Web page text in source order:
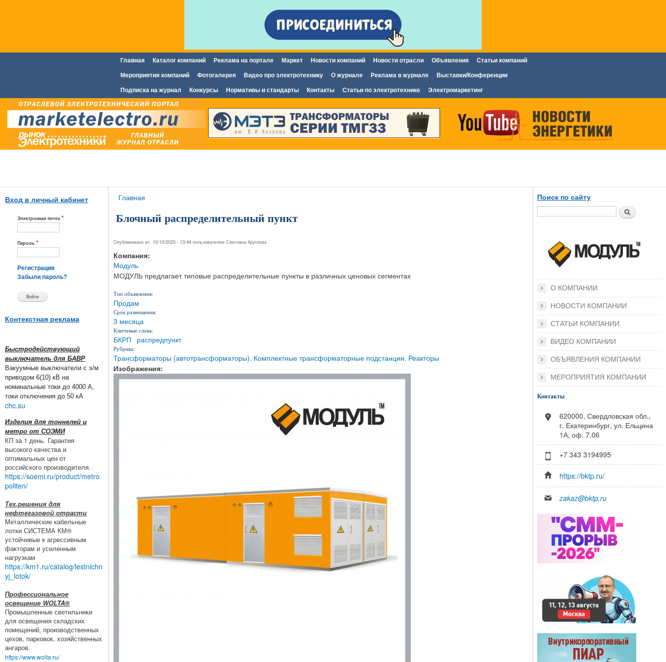
содержанию
Главное меню
Главная Каталог компаний Реклама на портале Маркет Новости компаний Новости отрасли Объявления Статьи компаний
Мероприятия компаний Фотогалерея Видео про электротехнику О журнале Реклама в журнале Выставки/Конференции
Подписка на журнал Конкурсы Нормативы и стандарты Контакты Статьи по электротехнике Электромаркетинг
Вход в личный кабинет
Электронная почта *
Пароль *
Регистрация
Забыли пароль?
Контекстная реклама
Быстродействующий
выключатель для БАВР
Вакуумные выключатели с э/м
приводом 6(10) кВ на
номинальные токи до 4000 А,
токи отключения до 50 кА
chc.su
Изделия для тоннелей и
метро от СОЭМИ
КП за 1 день. Гарантия
высокого качества и
оптимальных цен от
российского производителя.
https://soemi.ru/product/metro
politen/
Тех.решения для
нефтегазовой отрасти
Металлические кабельные
лотки СИСТЕМА КМ®
устойчивые к агрессивным
факторам и усиленным
нагрузкам
https://km1.ru/catalog/lestnichn
yj_lotok/
Профессиональное
освещение WOLTA®
Промышленные светильники
для освещения складских
помещений, производственных
цехов, парковок, хозяйственных
ангаров.
https://www.wolta.ru/
Вы здесь
Главная
Блочный распределительный пункт
Опубликовано вт, 10/10/2023 - 13:44 пользователем Светлана Круглова
Компания:
Модуль
МОДУЛЬ предлагает типовые распределительные пункты в различных ценовых сегментах
Тип объявления:
Продам
Срок размещения:
3 месяца
Ключевые слова:
БКРП распредпункт
Рубрика:
Трансформаторы (автотрансформаторы). Комплектные трансформаторные подстанции. Реакторы
Изображения:
Поиск по сайту
Поиск
О КОМПАНИИ
НОВОСТИ КОМПАНИИ
СТАТЬИ КОМПАНИИ
ВИДЕО КОМПАНИИ
ОБЪЯВЛЕНИЯ КОМПАНИИ
МЕРОПРИЯТИЯ КОМПАНИИ
Контакты
620000, Свердловская обл.,
г. Екатеринбург, ул. Ельцина
1А, оф. 7.06
+7 343 3194995
https://bktp.ru/
zakaz@bktp.ru